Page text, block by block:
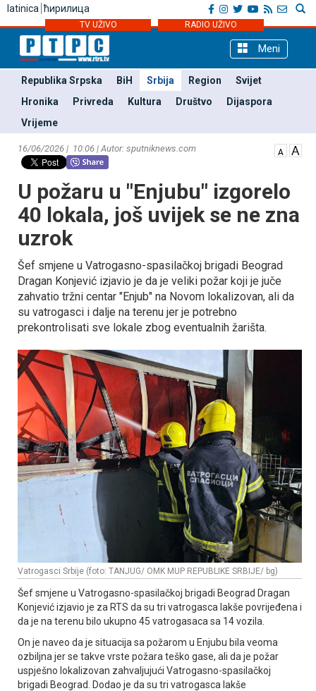
latinica ћирилица
TV UŽIVO RADIO UŽIVO
Meni
Republika Srpska BiH Srbija Region
Svijet
Hronika
Privreda Kultura Društvo
Dijaspora
Vrijeme
16/06/2026 | 10:06 | Autor: sputniknews.com
U požaru u "Enjubu" izgorelo
40 lokala, još uvijek se ne zna
uzrok
Šef smjene u Vatrogasno-spasilačkoj brigadi Beograd
Dragan Konjević izjavio je da je veliki požar koji je juče
zahvatio tržni centar "Enjub" na Novom lokalizovan, ali da
su vatrogasci i dalje na terenu jer je potrebno
prekontrolisati sve lokale zbog eventualnih žarišta.
Vatrogasci Srbije (foto: TANJUG/ OMK MUP REPUBLIKE SRBIJE/ bg)
Šef smjene u Vatrogasno-spasilačkoj brigadi Beograd Dragan
Konjević izjavio je za RTS da su tri vatrogasca lakše povrijeđena i
da je na terenu bilo ukupno 45 vatrogasaca sa 14 vozila.
On je naveo da je situacija sa požarom u Enjubu bila veoma
ozbiljna jer se takve vrste požara teško gase, ali da je požar
uspješno lokalizovan zahvaljujući Vatrogasno-spasilačkoj
brigadi Beograd. Dodao je da su tri vatrogasca lakše